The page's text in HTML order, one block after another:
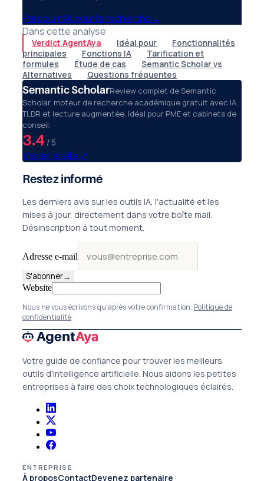
Parcourir IA pour la recherche→
Dans cette analyse
Verdict AgentAya Idéal pour
Fonctionnalités
principales
Fonctions IA
Tarification et
formules
Étude de cas
Semantic Scholar vs
Alternatives
Questions fréquentes
Semantic ScholarReview complet de Semantic
Scholar, moteur de recherche académique gratuit avec IA,
TLDR et lecture augmentée. Idéal pour PME et cabinets de
conseil.
3.4 / 5
Visiter le site ↗
Restez informé
Les derniers avis sur les outils IA, l'actualité et les
mises à jour, directement dans votre boîte mail.
Désinscription à tout moment.
Adresse e-mail
S'abonner→
Website
Nous ne vous écrivons qu'après votre confirmation. Politique de
confidentialité
Votre guide de confiance pour trouver les meilleurs
outils d'intelligence artificielle. Nous aidons les petites
entreprises à faire des choix technologiques éclairés.
ENTREPRISE
À proposContactDevenez partenaire